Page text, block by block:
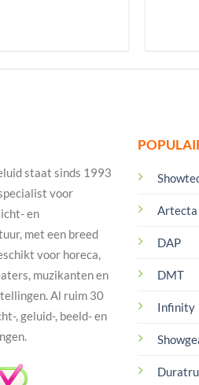
staat sinds 1993
voor
en
met een breed
voor horeca,
muzikanten en
Al ruim 30
, geluid-, beeld- en
Artecta
DAP
DMT
Infinity